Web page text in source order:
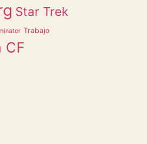
Star Trek
Trabajo
CF